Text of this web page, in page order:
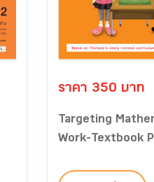
ราคา 350 บาท
Targeting
Work-Textbook